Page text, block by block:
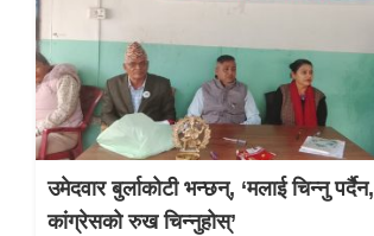
उमेदवार बुर्लाकोटी भन्छन्, ‘मलाई चिन्नु पर्दैन,
कांग्रेसको रुख चिन्नुहोस्’